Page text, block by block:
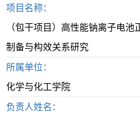
项目名称：
（包干项目）高性能钠离子电
制备与构效关系研究
所属单位：
化学与化工学院
负责人姓名：